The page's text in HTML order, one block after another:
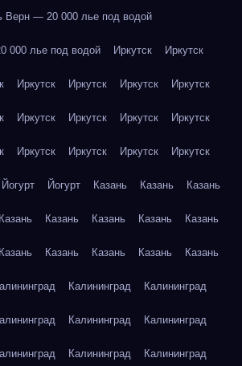
— 20 000 лье под водой
лье под водой Иркутск Иркутск
Иркутск Иркутск Иркутск Иркутск
Иркутск Иркутск Иркутск Иркутск
Иркутск Иркутск Иркутск Иркутск
Йогурт Йогурт Казань Казань Казань
Казань Казань Казань Казань Казань
Казань Казань Казань Казань Казань
Калининград Калининград
Калининград Калининград
Калининград Калининград